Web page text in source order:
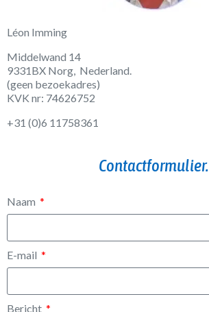
Léon Imming
Middelwand 14
9331BX Norg, Nederland.
(geen bezoekadres)
KVK nr: 74626752
+31 (0)6 11758361
Contactformulier.
Naam
E-mail
Bericht